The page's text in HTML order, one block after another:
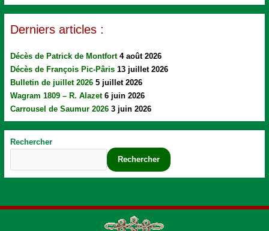
Derniers articles :
Décès de Patrick de Montfort 4 août 2026
Décès de François Pic-Pâris 13 juillet 2026
Bulletin de juillet 2026 5 juillet 2026
Wagram 1809 – R. Alazet 6 juin 2026
Carrousel de Saumur 2026 3 juin 2026
Rechercher
Rechercher